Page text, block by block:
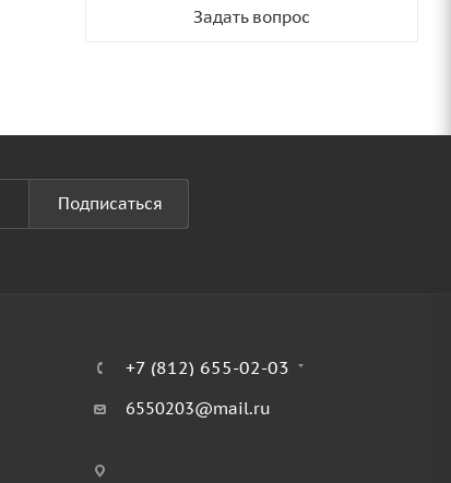
Задать вопрос
Подписаться
+7 (812) 655-02-03
6550203@mail.ru